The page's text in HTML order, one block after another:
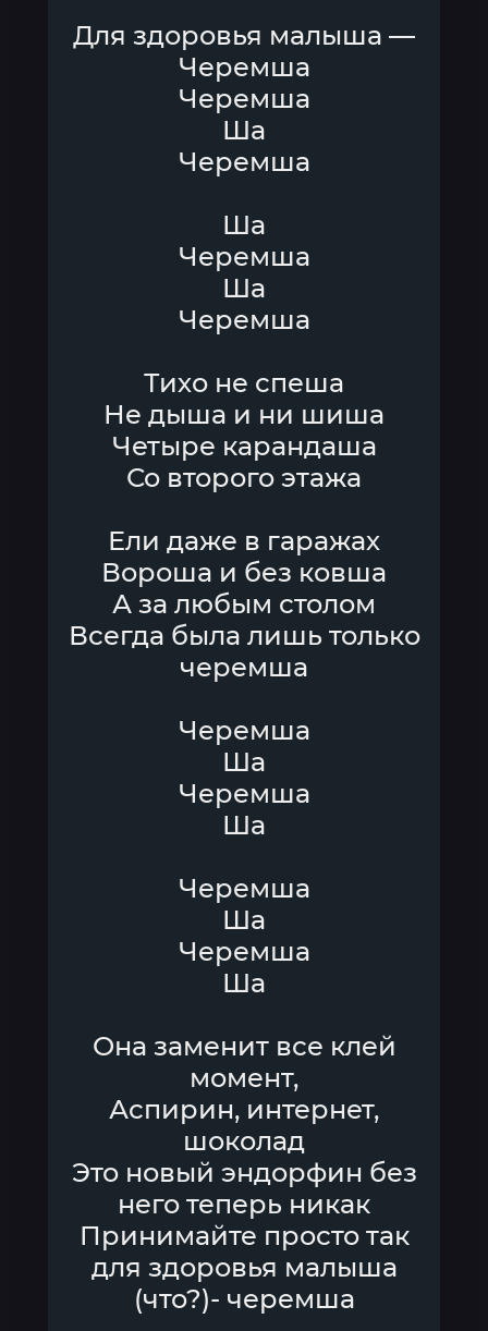
Для здоровья малыша —
Черемша
Черемша
Ша
Черемша
Ша
Черемша
Ша
Черемша
Тихо не спеша
Не дыша и ни шиша
Четыре карандаша
Со второго этажа
Ели даже в гаражах
Вороша и без ковша
А за любым столом
Всегда была лишь только
черемша
Черемша
Ша
Черемша
Ша
Черемша
Ша
Черемша
Ша
Она заменит все клей
момент,
Аспирин, интернет,
шоколад
Это новый эндорфин без
него теперь никак
Принимайте просто так
для здоровья малыша
(что?)- черемша